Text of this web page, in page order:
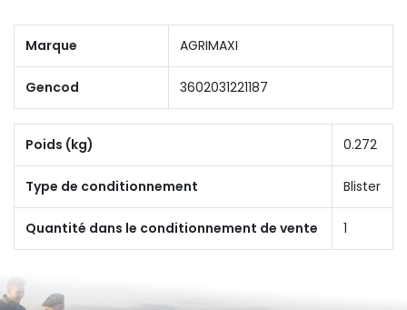
Marque AGRIMAXI
Gencod 3602031221187
Poids (kg) 0.272
Type de conditionnement Blister
Quantité dans le conditionnement de vente 1